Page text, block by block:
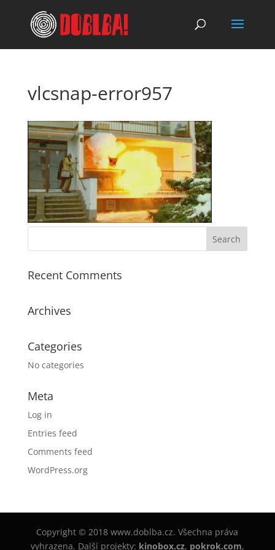
vlcsnap-error957
Recent Comments
Archives
Categories
No categories
Meta
Log in
Entries feed
Comments feed
WordPress.org
Copyright © 2018 www.doblba.cz. Všechna práva
vyhrazena. Další projekty: kinobox.cz, pokrok.com,